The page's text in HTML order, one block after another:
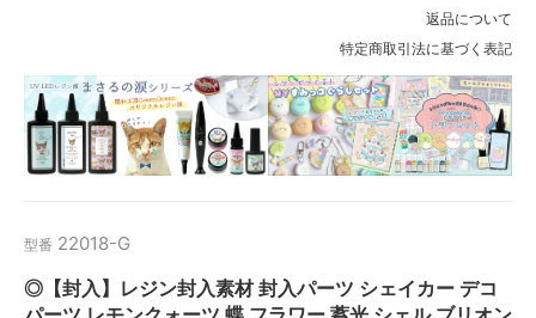
返品について
特定商取引法に基づく表記
型番 22018-G
◎【封入】レジン封入素材 封入パーツ シェイカー デコ